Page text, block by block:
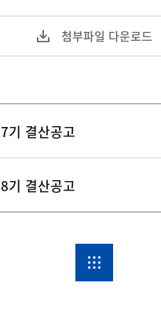
첨부파일 다운로드
기 결산공고
기 결산공고